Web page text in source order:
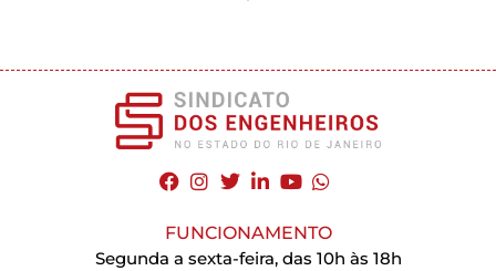
FUNCIONAMENTO
Segunda a sexta-feira, das 10h às 18h